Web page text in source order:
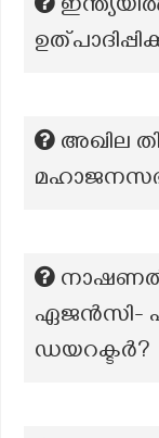
അഖില
നാഷണൽ
ഏജൻസി-
ഡയറക്ടർ?